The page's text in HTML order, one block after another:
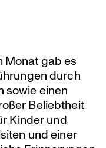
Monat gab es
durch
sowie einen
Beliebt­heit
Kinder und
und einer